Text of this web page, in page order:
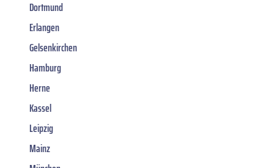
Dortmund
Erlangen
Gelsenkirchen
Hamburg
Herne
Kassel
Leipzig
Mainz